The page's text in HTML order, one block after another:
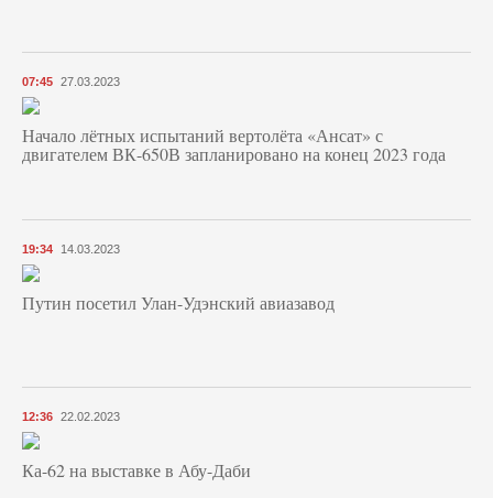
07:45 27.03.2023
Начало лётных испытаний вертолёта «Ансат» с
двигателем ВК-650В запланировано на конец 2023 года
19:34 14.03.2023
Путин посетил Улан-Удэнский авиазавод
12:36 22.02.2023
Ка-62 на выставке в Абу-Даби